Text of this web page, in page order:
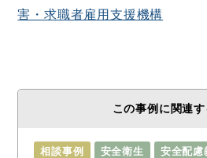
害・求職者雇用支援機構
この事例に関連
相談事例 安全衛生 安全配慮